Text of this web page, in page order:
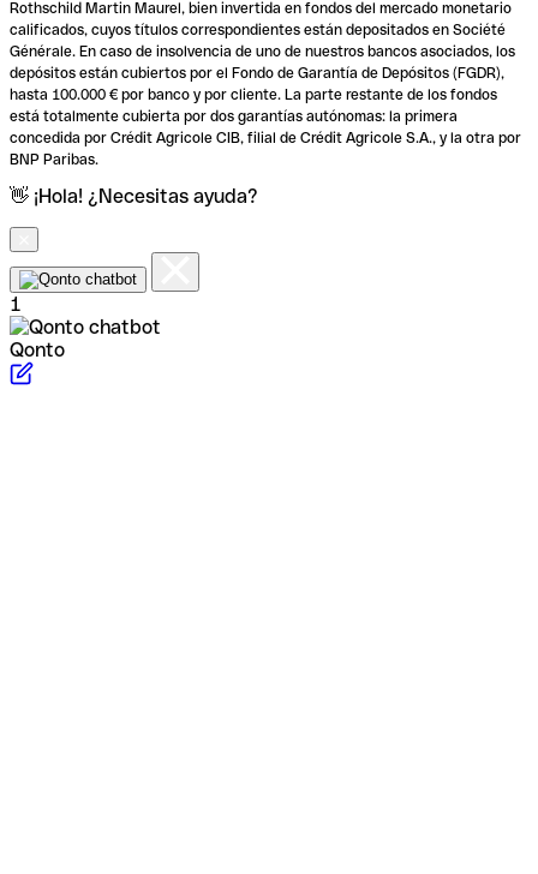
Rothschild Martin Maurel, bien invertida en fondos del mercado monetario
calificados, cuyos títulos correspondientes están depositados en Société
Générale. En caso de insolvencia de uno de nuestros bancos asociados, los
depósitos están cubiertos por el Fondo de Garantía de Depósitos (FGDR),
hasta 100.000 € por banco y por cliente. La parte restante de los fondos
está totalmente cubierta por dos garantías autónomas: la primera
concedida por Crédit Agricole CIB, filial de Crédit Agricole S.A., y la otra por
BNP Paribas.
👋 ¡Hola! ¿Necesitas ayuda?
1
Qonto